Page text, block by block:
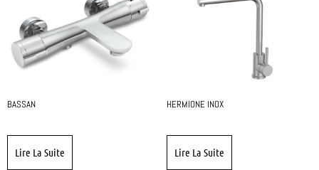
BASSAN
Lire La Suite
HERMIONE INOX
Lire La Suite